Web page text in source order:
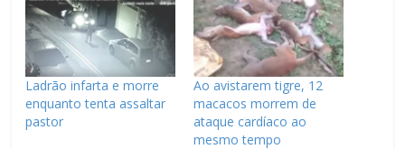
Ladrão infarta e morre
enquanto tenta assaltar
pastor
Ao avistarem tigre, 12
macacos morrem de
ataque cardíaco ao
mesmo tempo